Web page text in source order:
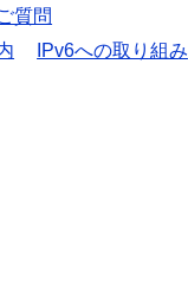
質問
IPv6への取り組み